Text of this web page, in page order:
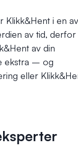
Klikk&Hent i en av
av tid, derfor
av din
ekstra – og
eller